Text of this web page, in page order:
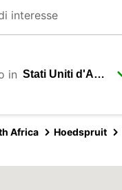
in
Africa Hoedspruit